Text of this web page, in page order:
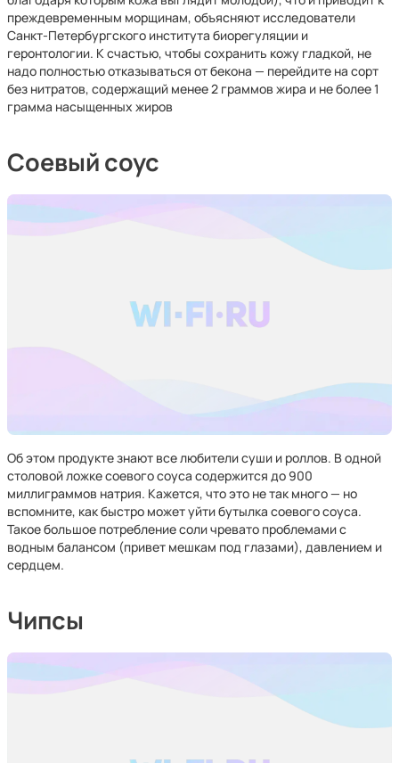
преждевременным морщинам, объясняют исследователи
Санкт-Петербургского института биорегуляции и
геронтологии. К счастью, чтобы сохранить кожу гладкой, не
надо полностью отказываться от бекона — перейдите на сорт
без нитратов, содержащий менее 2 граммов жира и не более 1
грамма насыщенных жиров
Соевый соус
Об этом продукте знают все любители суши и роллов. В одной
столовой ложке соевого соуса содержится до 900
миллиграммов натрия. Кажется, что это не так много — но
вспомните, как быстро может уйти бутылка соевого соуса.
Такое большое потребление соли чревато проблемами с
водным балансом (привет мешкам под глазами), давлением и
сердцем.
Чипсы